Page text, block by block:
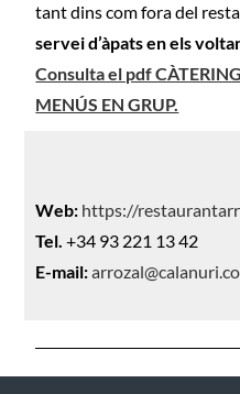
tant dins com fora del
servei d’àpats en els
Consulta el pdf
MENÚS EN GRUP.
Web: https://
Tel. +34 93 221 13 42
E-mail: